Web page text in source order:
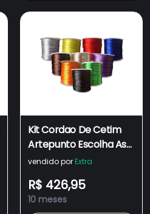
Kit Cordao De Cetim
Artepunto Escolha As
Cores - Tamanho:
vendido por Extra
R$ 426,95
10 meses